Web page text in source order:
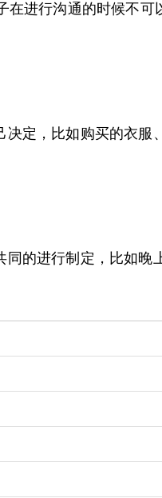
进行沟通的时候不
定，比如购买的衣服
的进行制定，比如